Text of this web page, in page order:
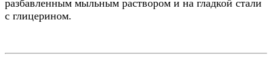
разбавленным мыльным раствором и на гладкой стали
с глицерином.